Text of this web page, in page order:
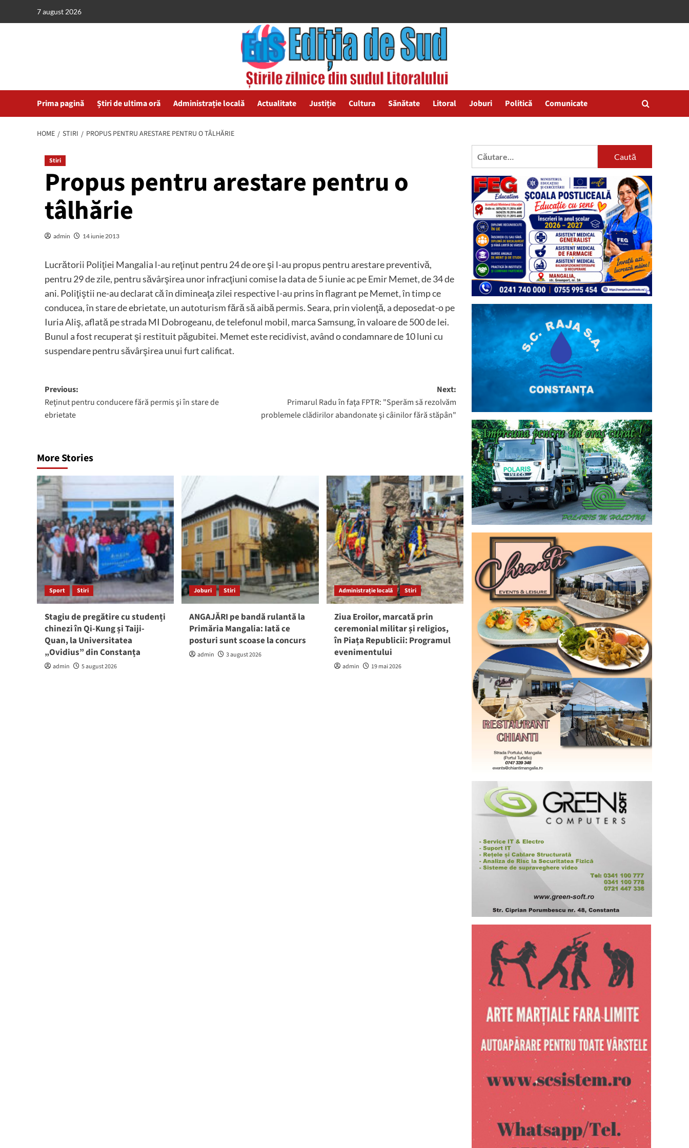
7 august 2026
Prima pagină Știri de ultima oră Administrație locală Actualitate Justiție Cultura Sănătate Litoral Joburi Politică Comunicate
HOME STIRI PROPUS PENTRU ARESTARE PENTRU O TÂLHĂRIE
Stiri
Propus pentru arestare pentru o
tâlhărie
admin 14 iunie 2013
Lucrătorii Poliţiei Mangalia l-au reţinut pentru 24 de ore şi l-au propus pentru arestare preventivă,
pentru 29 de zile, pentru săvârşirea unor infracţiuni comise la data de 5 iunie ac pe Emir Memet, de 34 de
ani. Poliţiştii ne-au declarat că în dimineaţa zilei respective l-au prins în flagrant pe Memet, în timp ce
conducea, în stare de ebrietate, un autoturism fără să aibă permis. Seara, prin violenţă, a deposedat-o pe
Iuria Aliş, aflată pe strada MI Dobrogeanu, de telefonul mobil, marca Samsung, în valoare de 500 de lei.
Bunul a fost recuperat şi restituit păgubitei. Memet este recidivist, având o condamnare de 10 luni cu
suspendare pentru săvârşirea unui furt calificat.
Post
navigation
Previous:
Reţinut pentru conducere fără permis şi în stare de
ebrietate
Next:
Primarul Radu în faţa FPTR: "Sperăm să rezolvăm
problemele clădirilor abandonate şi câinilor fără stăpân"
More Stories
Sport Stiri
Stagiu de pregătire cu studenți
chinezi în Qi-Kung și Taiji-
Quan, la Universitatea
„Ovidius” din Constanța
admin 5 august 2026
Joburi Stiri
ANGAJĂRI pe bandă rulantă la
Primăria Mangalia: Iată ce
posturi sunt scoase la concurs
admin 3 august 2026
Administrație locală Stiri
Ziua Eroilor, marcată prin
ceremonial militar și religios,
în Piața Republicii: Programul
evenimentului
admin 19 mai 2026
Caută